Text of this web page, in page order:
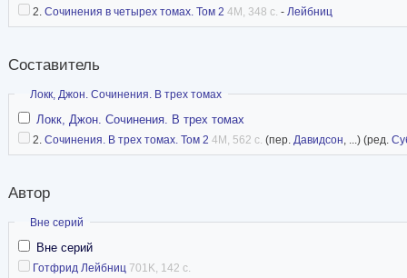
2. Сочинения в четырех томах. Том 2 4M, 348 с. - Лейбниц
Составитель
Скрыть
Локк, Джон. Сочинения. В трех томах
Локк, Джон. Сочинения. В трех томах
2. Сочинения. В трех томах. Том 2 4M, 562 с. (пер. Давидсон, ...) (ред.
Автор
Скрыть
Вне серий
Вне серий
Готфрид Лейбниц 701K, 142 с.